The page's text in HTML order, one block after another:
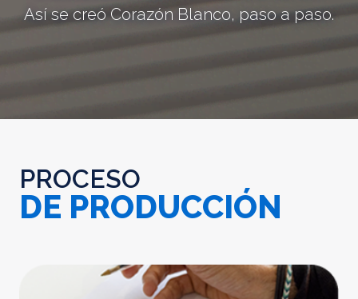
Así se creó Corazón Blanco, paso a paso.
PROCESO
DE PRODUCCIÓN